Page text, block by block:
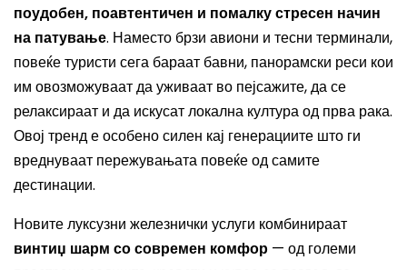
поудобен, поавтентичен и помалку стресен начин
на патување. Наместо брзи авиони и тесни терминали,
повеќе туристи сега бараат бавни, панорамски реси кои
им овозможуваат да уживаат во пејсажите, да се
релаксираат и да искусат локална култура од прва рака.
Овој тренд е особено силен кај генерациите што ги
вреднуваат пережувањата повеќе од самите
дестинации.
Новите луксузни железнички услуги комбинираат
винтиџ шарм со современ комфор — од големи